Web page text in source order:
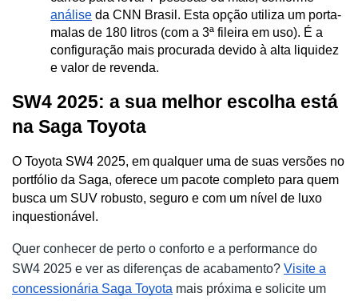
análise da CNN Brasil. Esta opção utiliza um porta-
malas de 180 litros (com a 3ª fileira em uso). É a
configuração mais procurada devido à alta liquidez
e valor de revenda.
SW4 2025: a sua melhor escolha está
na Saga Toyota
O Toyota SW4 2025, em qualquer uma de suas versões no
portfólio da Saga, oferece um pacote completo para quem
busca um SUV robusto, seguro e com um nível de luxo
inquestionável.
Quer conhecer de perto o conforto e a performance do
SW4 2025 e ver as diferenças de acabamento? Visite a
concessionária Saga Toyota mais próxima e solicite um